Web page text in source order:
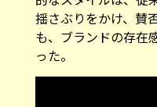
揺さぶりをかけ、賛
も、ブランドの存在
った。